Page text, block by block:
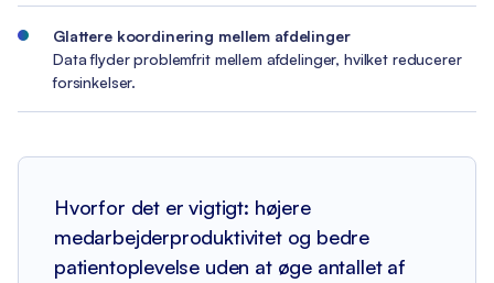
Glattere koordinering mellem afdelinger
Data flyder problemfrit mellem afdelinger, hvilket reducerer
forsinkelser.
Hvorfor det er vigtigt: højere
medarbejderproduktivitet og bedre
patientoplevelse uden at øge antallet af